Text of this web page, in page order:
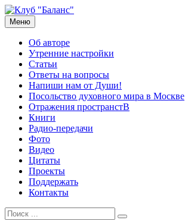
Перейти
к
содержимому
Рузов Вячеслав Олегович
Личный сайт
Меню
Об авторе
Утренние настройки
Статьи
Ответы на вопросы
Напиши нам от Души!
Посольство духовного мира в Москве
Отражения пространстВ
Книги
Радио-передачи
Фото
Видео
Цитаты
Проекты
Поддержать
Контакты
Найти: